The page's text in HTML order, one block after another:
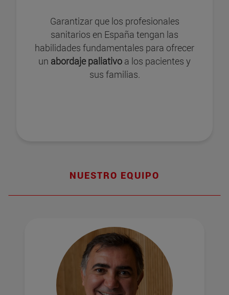
Garantizar que los profesionales
sanitarios en España tengan las
habilidades fundamentales para ofrecer
un abordaje paliativo a los pacientes y
sus familias.
NUESTRO EQUIPO